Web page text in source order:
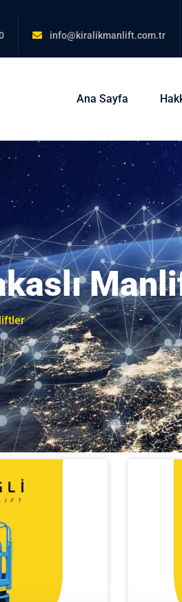
info@kiralikmanlift.com.tr
Ana Sayfa